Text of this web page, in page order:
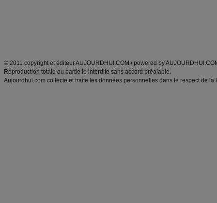
© 2011 copyright et éditeur AUJOURDHUI.COM / powered by
Reproduction totale ou partielle interdite sans accord préalable.
Aujourdhui.com collecte et traite les données personnelles dans le respect de